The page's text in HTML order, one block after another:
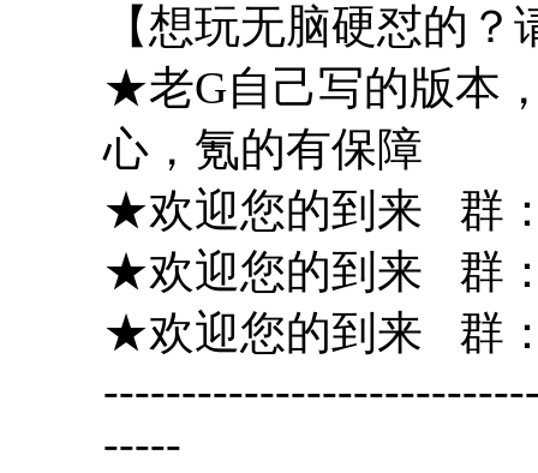
【想玩无脑硬怼的？
★老G自己写的版本
心，氪的有保障
★欢迎您的到来 群：
★欢迎您的到来 群：
★欢迎您的到来 群：
-----